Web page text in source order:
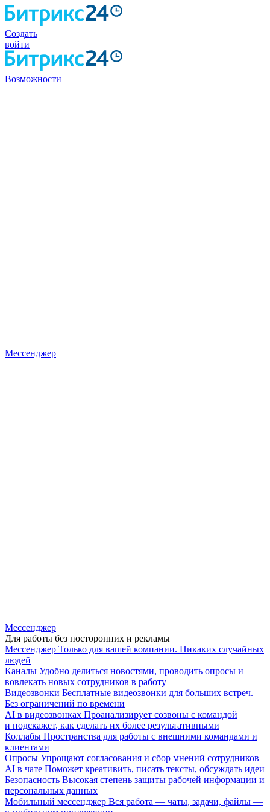
Создать
войти
Возможности
Мессенджер
Мессенджер
Для работы без посторонних и рекламы
Мессенджер Только для вашей компании. Никаких случайных
людей
Каналы Удобно делиться новостями, проводить опросы и
вовлекать новых сотрудников в работу
Видеозвонки Бесплатные видеозвонки для больших встреч.
Без ограничений по времени
AI в видеозвонках Проанализирует созвоны с командой
и подскажет, как сделать их более результативными
Коллабы Пространства для работы с внешними командами и
клиентами
Опросы Упрощают согласования и сбор мнений сотрудников
AI в чате Поможет креативить, писать тексты, обсуждать идеи
Безопасность Высокая степень защиты рабочей информации и
персональных данных
Мобильный мессенджер Вся работа — чаты, задачи, файлы —